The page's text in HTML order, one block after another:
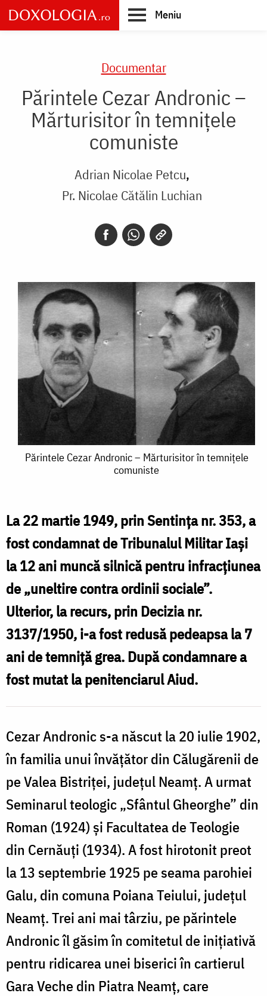
Skip
to
main
Meniu
Documentar
Părintele Cezar Andronic –
Mărturisitor în temnițele
comuniste
Adrian Nicolae Petcu
Pr. Nicolae Cătălin Luchian
Părintele
–
Mărturisitor
în
temnițele
comuniste
Părintele Cezar Andronic – Mărturisitor în temnițele
comuniste
La 22 martie 1949, prin Sentința nr. 353, a
fost condamnat de Tribunalul Militar Iași
la 12 ani muncă silnică pentru infracțiunea
de „uneltire contra ordinii sociale”.
Ulterior, la recurs, prin Decizia nr.
3137/1950, i-a fost redusă pedeapsa la 7
ani de temniță grea. După condamnare a
fost mutat la penitenciarul Aiud.
Cezar Andronic s-a născut la 20 iulie 1902,
în familia unui învățător din Călugărenii de
pe Valea Bistriței, județul Neamț. A urmat
Seminarul teologic „Sfântul Gheorghe” din
Roman (1924) și Facultatea de Teologie
din Cernăuți (1934). A fost hirotonit preot
la 13 septembrie 1925 pe seama parohiei
Galu, din comuna Poiana Teiului, județul
Neamț. Trei ani mai târziu, pe părintele
Andronic îl găsim în comitetul de inițiativă
pentru ridicarea unei biserici în cartierul
Gara Veche din Piatra Neamț, care